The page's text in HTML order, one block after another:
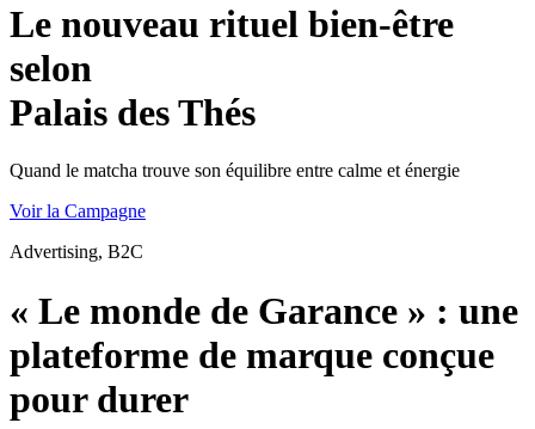
Le nouveau rituel bien-être
selon
Palais des Thés
Quand le matcha trouve son équilibre entre calme et énergie
Voir la Campagne
Advertising, B2C
« Le monde de Garance » : une
plateforme de marque conçue
pour durer